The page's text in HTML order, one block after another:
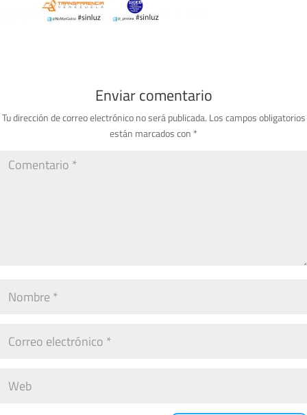
Enviar comentario
Tu dirección de correo electrónico no será publicada. Los campos obligatorios
están marcados con *